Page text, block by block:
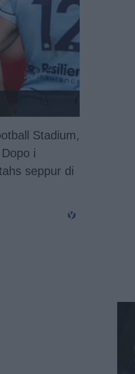
Stadium,
Dopo i
seppur di